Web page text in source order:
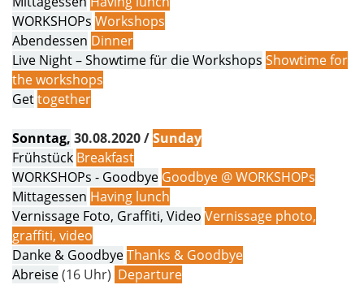
WORKSHOPs Workshops
Abendessen Dinner
Live Night – Showtime für die Workshops Showtime for
the workshops
Gettogether
Sonntag, 30.08.2020 /Sunday
Frühstück Breakfast
WORKSHOPs - Goodbye Goodbye @ WORKSHOPs
Mittagessen Having lunch
Vernissage Foto, Graffiti, Video Vernissage photo,
graffiti, video
Danke & GoodbyeThanks & Goodbye
Abreise(16 Uhr) Departure